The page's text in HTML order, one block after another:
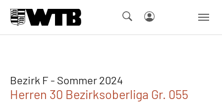
Bezirk F - Sommer 2024
Herren 30 Bezirksoberliga Gr. 055